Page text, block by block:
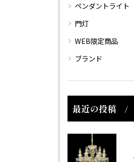
ペンダントライト
門灯
WEB限定商品
ブランド
最近の投稿